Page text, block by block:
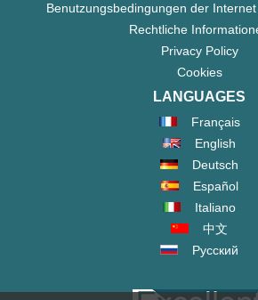
Benutzungsbedingungen der
Rechtliche
Privacy Policy
Cookies
LANGUAGES
Français
English
Deutsch
Español
Italiano
中文
Русский